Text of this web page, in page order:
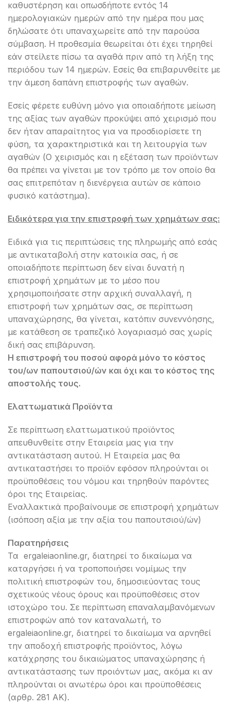
καθυστέρηση και οπωσδήποτε εντός 14
ημερολογιακών ημερών από την ημέρα που μας
δηλώσατε ότι υπαναχωρείτε από την παρούσα
σύμβαση. Η προθεσμία θεωρείται ότι έχει τηρηθεί
εάν στείλετε πίσω τα αγαθά πριν από τη λήξη της
περιόδου των 14 ημερών. Εσείς θα επιβαρυνθείτε με
την άμεση δαπάνη επιστροφής των αγαθών.
Εσείς φέρετε ευθύνη μόνο για οποιαδήποτε μείωση
της αξίας των αγαθών προκύψει από χειρισμό που
δεν ήταν απαραίτητος για να προσδιορίσετε τη
φύση, τα χαρακτηριστικά και τη λειτουργία των
αγαθών (Ο χειρισμός και η εξέταση των προϊόντων
θα πρέπει να γίνεται με τον τρόπο με τον οποίο θα
σας επιτρεπόταν η διενέργεια αυτών σε κάποιο
φυσικό κατάστημα).
Ειδικότερα για την επιστροφή των χρημάτων σας:
Ειδικά για τις περιπτώσεις της πληρωμής από εσάς
με αντικαταβολή στην κατοικία σας, ή σε
οποιαδήποτε περίπτωση δεν είναι δυνατή η
επιστροφή χρημάτων με το μέσο που
χρησιμοποιήσατε στην αρχική συναλλαγή, η
επιστροφή των χρημάτων σας, σε περίπτωση
υπαναχώρησης, θα γίνεται, κατόπιν συνεννόησης,
με κατάθεση σε τραπεζικό λογαριασμό σας χωρίς
δική σας επιβάρυνση.
Η επιστροφή του ποσού αφορά μόνο το κόστος
του/ων παπουτσιού/ών και όχι και το κόστος της
αποστολής τους.
Ελαττωματικά Προϊόντα
Σε περίπτωση ελαττωματικού προϊόντος
απευθυνθείτε στην Εταιρεία μας για την
αντικατάσταση αυτού. Η Εταιρεία μας θα
αντικαταστήσει το προϊόν εφόσον πληρούνται οι
προϋποθέσεις του νόμου και τηρηθούν παρόντες
όροι της Εταιρείας.
Εναλλακτικά προβαίνουμε σε επιστροφή χρημάτων
(ισόποση αξία με την αξία του παπουτσιού/ών)
Παρατηρήσεις
Τα ergaleiaonline.gr, διατηρεί το δικαίωμα να
καταργήσει ή να τροποποιήσει νομίμως την
πολιτική επιστροφών του, δημοσιεύοντας τους
σχετικούς νέους όρους και προϋποθέσεις στον
ιστοχώρο του. Σε περίπτωση επαναλαμβανόμενων
επιστροφών από τον καταναλωτή, το
ergaleiaonline.gr, διατηρεί το δικαίωμα να αρνηθεί
την αποδοχή επιστροφής προϊόντος, λόγω
κατάχρησης του δικαιώματος υπαναχώρησης ή
αντικατάστασης των προιόντων μας, ακόμα κι αν
πληρούνται οι ανωτέρω όροι και προϋποθέσεις
(αρθρ. 281 ΑΚ).